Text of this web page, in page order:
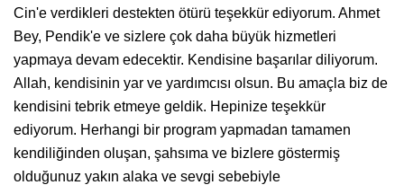
Cin'e verdikleri destekten ötürü teşekkür ediyorum. Ahmet
Bey, Pendik'e ve sizlere çok daha büyük hizmetleri
yapmaya devam edecektir. Kendisine başarılar diliyorum.
Allah, kendisinin yar ve yardımcısı olsun. Bu amaçla biz de
kendisini tebrik etmeye geldik. Hepinize teşekkür
ediyorum. Herhangi bir program yapmadan tamamen
kendiliğinden oluşan, şahsıma ve bizlere göstermiş
olduğunuz yakın alaka ve sevgi sebebiyle